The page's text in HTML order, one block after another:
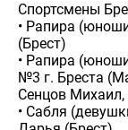
Спортсмены
• Рапира
(Брест)
• Рапира
№3 г. Бреста
Сенцов
• Сабля